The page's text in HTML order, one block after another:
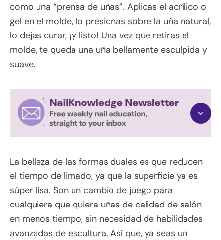
como una “prensa de uñas”. Aplicas el acrílico o
gel en el molde, lo presionas sobre la uña natural,
lo dejas curar, ¡y listo! Una vez que retiras el
molde, te queda una uña bellamente esculpida y
suave.
La belleza de las formas duales es que reducen
el tiempo de limado, ya que la superficie ya es
súper lisa. Son un cambio de juego para
cualquiera que quiera uñas de calidad de salón
en menos tiempo, sin necesidad de habilidades
avanzadas de escultura. Así que, ya seas un